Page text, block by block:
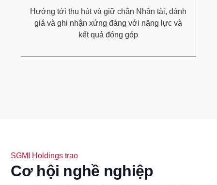
Hướng tới thu hút và giữ chân Nhân tài, đánh
giá và ghi nhận xứng đáng với năng lực và
kết quả đóng góp
SGMI Holdings trao
Cơ hội nghề nghiệp